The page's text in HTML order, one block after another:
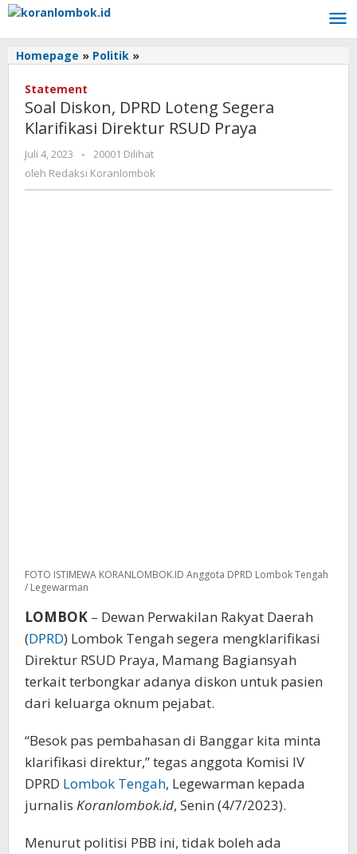
Lewati
konten
Homepage » Politik »
Loteng
Segera
Klarifikasi
Direktur
RSUD
Praya
Statement
Soal Diskon, DPRD Loteng Segera
Klarifikasi Direktur RSUD Praya
Juli 4, 2023
oleh
Redaksi
-
20001 Dilihat
oleh Redaksi Koranlombok
FOTO ISTIMEWA KORANLOMBOK.ID Anggota DPRD Lombok Tengah
/ Legewarman
LOMBOK – Dewan Perwakilan Rakyat Daerah
(DPRD) Lombok Tengah segera mengklarifikasi
Direktur RSUD Praya, Mamang Bagiansyah
terkait terbongkar adanya diskon untuk pasien
dari keluarga oknum pejabat.
“Besok pas pembahasan di Banggar kita minta
klarifikasi direktur,” tegas anggota Komisi IV
DPRD Lombok Tengah, Legewarman kepada
jurnalis Koranlombok.id, Senin (4/7/2023).
Menurut politisi PBB ini, tidak boleh ada